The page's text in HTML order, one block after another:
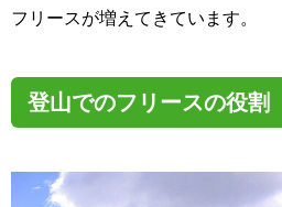
フリースが増えてきています。
登山でのフリースの役割